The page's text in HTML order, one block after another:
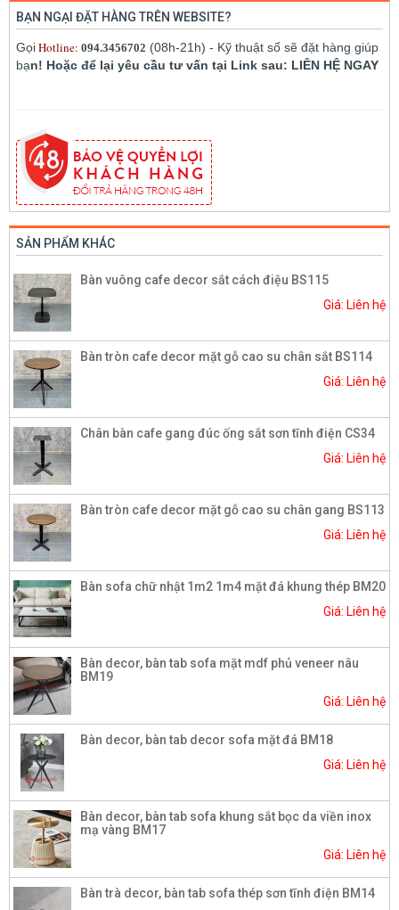
BẠN NGẠI ĐẶT HÀNG TRÊN WEBSITE?
GọiHotline: 094.3456702 (08h-21h) - Kỹ thuật số sẽ đặt hàng giúp
bạn! Hoặc để lại yêu cầu tư vấn tại Link sau: LIÊN HỆ NGAY
SẢN PHẨM KHÁC
Bàn vuông cafe decor sắt cách điệu BS115
Giá: Liên hệ
Bàn tròn cafe decor mặt gỗ cao su chân sắt BS114
Giá: Liên hệ
Chân bàn cafe gang đúc ống sắt sơn tĩnh điện CS34
Giá: Liên hệ
Bàn tròn cafe decor mặt gỗ cao su chân gang BS113
Giá: Liên hệ
Bàn sofa chữ nhật 1m2 1m4 mặt đá khung thép BM20
Giá: Liên hệ
Bàn decor, bàn tab sofa mặt mdf phủ veneer nâu
BM19
Giá: Liên hệ
Bàn decor, bàn tab decor sofa mặt đá BM18
Giá: Liên hệ
Bàn decor, bàn tab sofa khung sắt bọc da viền inox
mạ vàng BM17
Giá: Liên hệ
Bàn trà decor, bàn tab sofa thép sơn tĩnh điện BM14